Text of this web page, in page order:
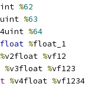
%62
%63
%64
float %float_1
%v2float %vf12
%v3float %vf123
%v4float %vf1234